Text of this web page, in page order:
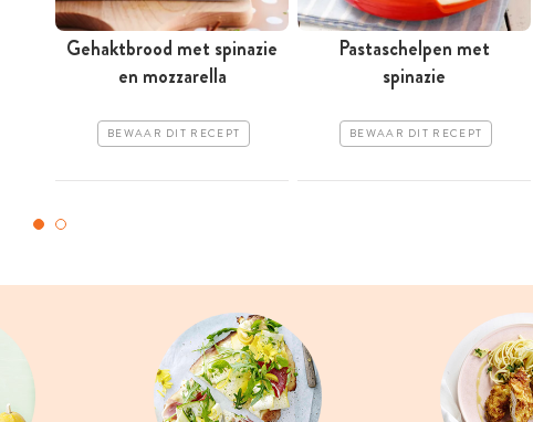
Gehaktbrood met spinazie
en mozzarella
BEWAAR DIT RECEPT
Pastaschelpen met
spinazie
BEWAAR DIT RECEPT